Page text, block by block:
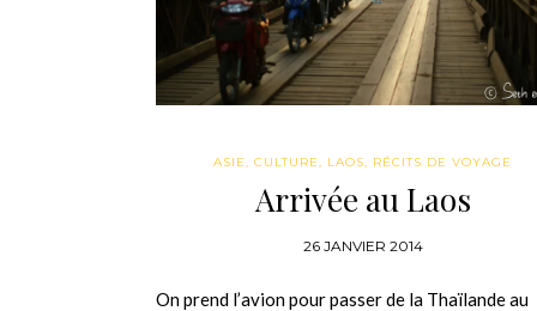
ASIE, CULTURE, LAOS, RÉCITS DE VOYAGE
Arrivée au Laos
26 JANVIER 2014
On prend l’avion pour passer de la Thaïlande au